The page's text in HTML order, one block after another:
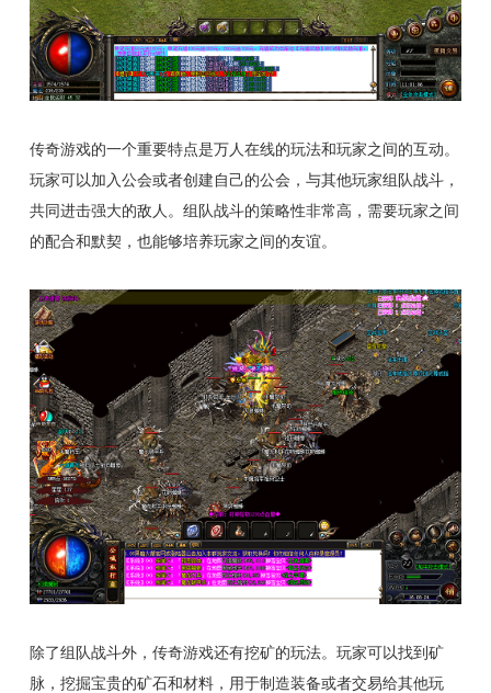
传奇游戏的一个重要特点是万人在线的玩法和玩家之间的互动。
玩家可以加入公会或者创建自己的公会，与其他玩家组队战斗，
共同进击强大的敌人。组队战斗的策略性非常高，需要玩家之间
的配合和默契，也能够培养玩家之间的友谊。
除了组队战斗外，传奇游戏还有挖矿的玩法。玩家可以找到矿
脉，挖掘宝贵的矿石和材料，用于制造装备或者交易给其他玩